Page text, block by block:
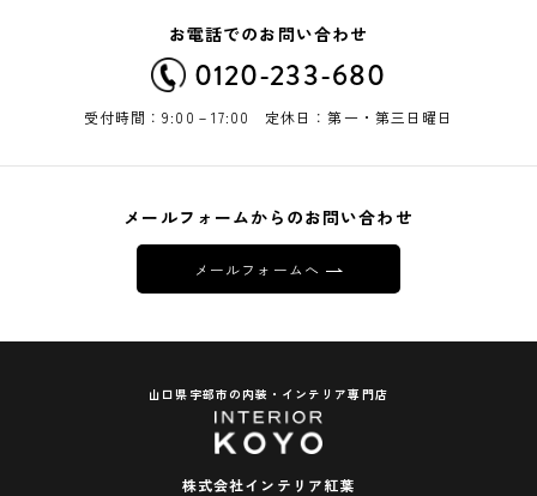
お電話でのお問い合わせ
0120-233-680
受付時間：9:00－17:00 定休日：第一・第三日曜日
メールフォームからのお問い合わせ
メールフォームへ
山口県宇部市の内装・インテリア専門店
株式会社インテリア紅葉